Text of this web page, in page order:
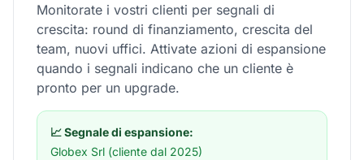
Monitorate i vostri clienti per segnali di
crescita: round di finanziamento, crescita del
team, nuovi uffici. Attivate azioni di espansione
quando i segnali indicano che un cliente è
pronto per un upgrade.
📈 Segnale di espansione:
Globex Srl (cliente dal 2025)